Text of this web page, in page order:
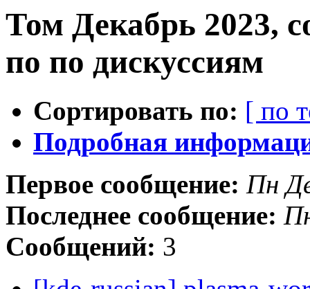
Том Декабрь 2023,
по по дискуссиям
Сортировать по: [ по
Подробная
Первое сообщение: Пн
Последнее сообщение:
Сообщений: 3